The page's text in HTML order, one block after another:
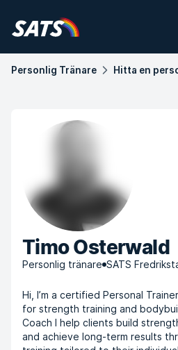
Personlig Tränare Hitta en
Timo Osterwald
Personlig tränare SATS
Hi, I’m a certified Personal
for strength training and
Coach I help clients build
and achieve long-term results